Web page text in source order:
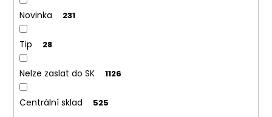
Novinka 231
Tip 28
Nelze zaslat do SK 1126
Centrální sklad 525
u
u
m